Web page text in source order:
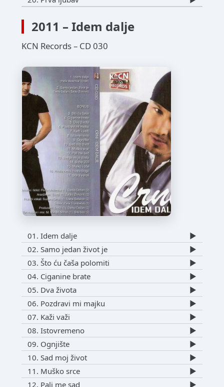
2011 – Idem dalje
KCN Records – CD 030
01. Idem dalje
▶️
02. Samo jedan život je
▶️
03. Što ću čaša polomiti
▶️
04. Ciganine brate
▶️
05. Dva života
▶️
06. Pozdravi mi majku
▶️
07. Kaži važi
▶️
08. Istovremeno
▶️
09. Ognjište
▶️
10. Sad moj život
▶️
11. Muško srce
▶️
12. Pali me sad
▶️